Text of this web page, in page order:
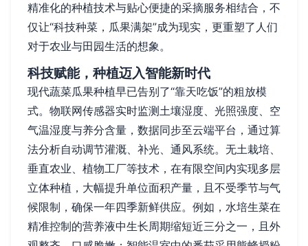
精准化的种植技术与贴心便捷的采摘服务相结合，不
仅让“科技种菜，瓜果满架”成为现实，更重塑了人们
对于农业与田园生活的想象。
科技赋能，种植迈入智能新时代
现代蔬菜瓜果种植早已告别了“靠天吃饭”的粗放模
式。物联网传感器实时监测土壤湿度、光照强度、空
气温湿度与养分含量，数据同步至云端平台，通过算
法分析自动调节灌溉、补光、通风系统。无土栽培、
垂直农业、植物工厂等技术，在有限空间内实现多层
立体种植，大幅提升单位面积产量，且不受季节与气
候限制，确保一年四季新鲜供应。例如，水培生菜在
精准控制的营养液中生长周期缩短近三分之一，且外